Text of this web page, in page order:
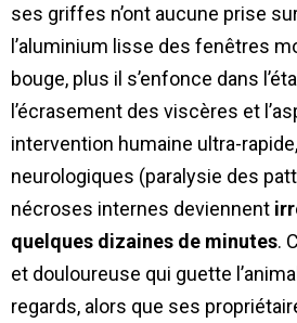
ses griffes n’ont aucune prise
l’aluminium lisse des fenêtres
bouge, plus il s’enfonce dans
l’écrasement des viscères et
intervention humaine ultra-
neurologiques (paralysie des
nécroses internes deviennent
quelques dizaines de minutes.
et douloureuse qui guette
regards, alors que ses